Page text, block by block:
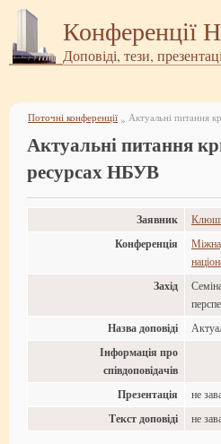
Конференції
Доповіді, тези,
Поточні конференції » Актуальні питання
Актуальні питання
ресурсах НБУВ
Заявник
Конференція
Захід
Назва доповіді
Інформація про
співдоповідачів
Презентація
не
Текст доповіді не